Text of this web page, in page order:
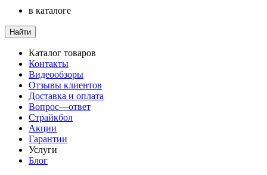
в каталоге
Найти
Каталог товаров
Контакты
Видеообзоры
Отзывы клиентов
Доставка и оплата
Вопрос—ответ
Страйкбол
Акции
Гарантии
Услуги
Блог